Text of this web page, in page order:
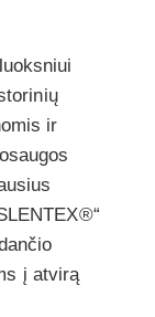
ir
į atvirą